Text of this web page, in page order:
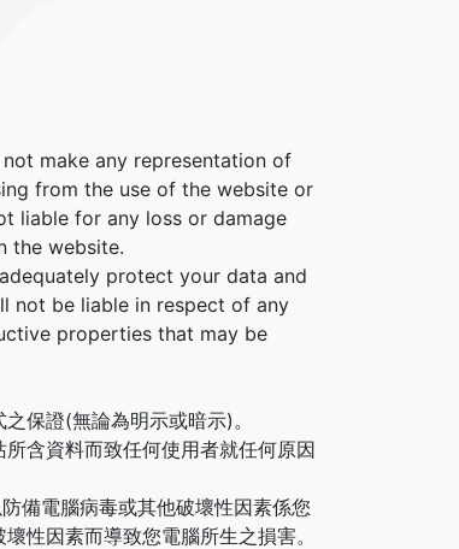
make any representation of
from the use of the website or
liable for any loss or damage
the website.
protect your data and
not be liable in respect of any
properties that may be
保證(無論為明示或暗示)。
含資料而致任何使用者就任何原因
備電腦病毒或其他破壞性因素係您
性因素而導致您電腦所生之損害。